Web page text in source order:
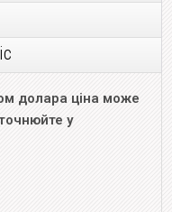
долара ціна може
у